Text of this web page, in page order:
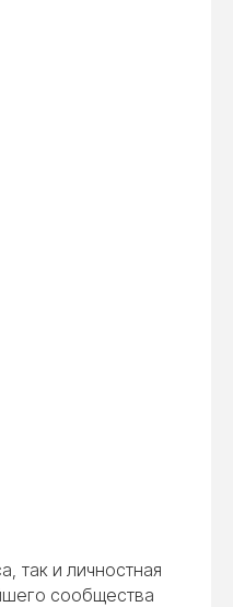
так и личностная
сообщества